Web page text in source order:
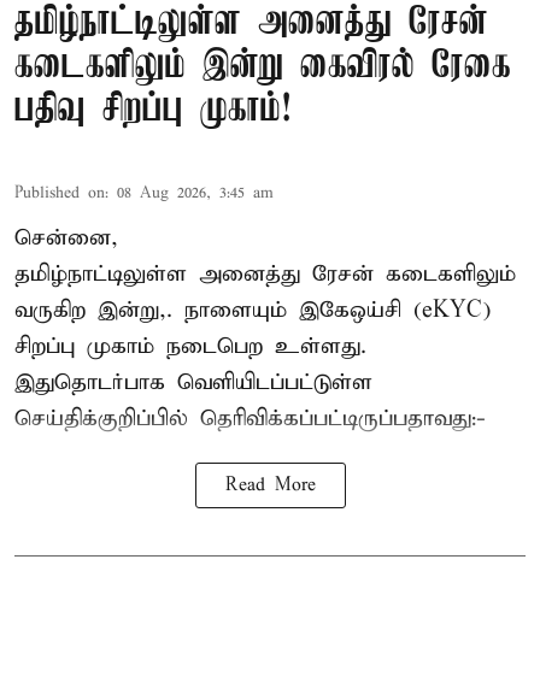
தமிழ்நாட்டிலுள்ள அனைத்து ரேசன்
கடைகளிலும் இன்று கைவிரல் ரேகை
பதிவு சிறப்பு முகாம்!
Published on: 08 Aug 2026, 3:45 am
சென்னை,
தமிழ்நாட்டிலுள்ள அனைத்து ரேசன் கடைகளிலும்
வருகிற இன்று,. நாளையும் இகேஒய்சி (eKYC)
சிறப்பு முகாம் நடைபெற உள்ளது.
இதுதொடர்பாக வெளியிடப்பட்டுள்ள
செய்திக்குறிப்பில் தெரிவிக்கப்பட்டிருப்பதாவது:-
Read More